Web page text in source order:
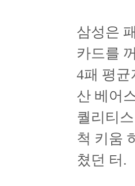
삼성은
카드를
4패 평균
산 베어
퀄리티
척 키움
쳤던 터.